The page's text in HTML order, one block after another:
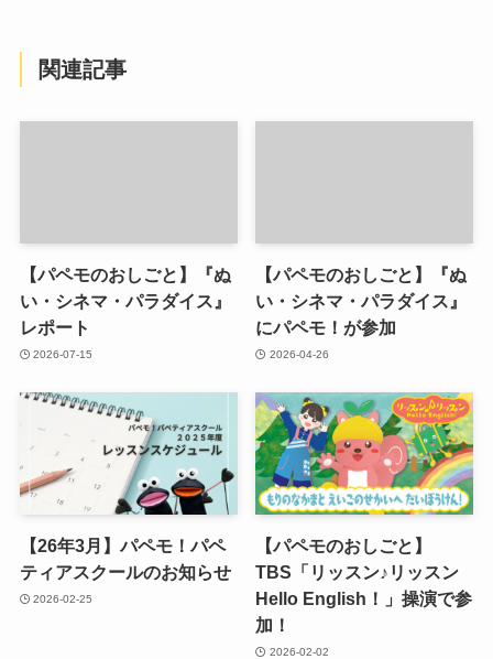
関連記事
【パペモのおしごと】『ぬ
い・シネマ・パラダイス』
レポート
2026-07-15
【パペモのおしごと】『ぬ
い・シネマ・パラダイス』
にパペモ！が参加
2026-04-26
【26年3月】パペモ！パペ
ティアスクールのお知らせ
2026-02-25
【パペモのおしごと】
TBS「リッスン♪リッスン
Hello English！」操演で参
加！
2026-02-02